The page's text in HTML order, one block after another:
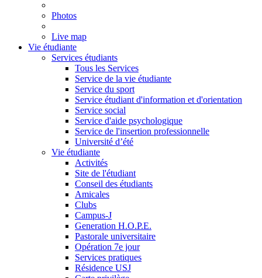
Photos
Live map
Vie étudiante
Services étudiants
Tous les Services
Service de la vie étudiante
Service du sport
Service étudiant d'information et d'orientation
Service social
Service d'aide psychologique
Service de l'insertion professionnelle
Université d’été
Vie étudiante
Activités
Site de l'étudiant
Conseil des étudiants
Amicales
Clubs
Campus-J
Generation H.O.P.E.
Pastorale universitaire
Opération 7e jour
Services pratiques
Résidence USJ